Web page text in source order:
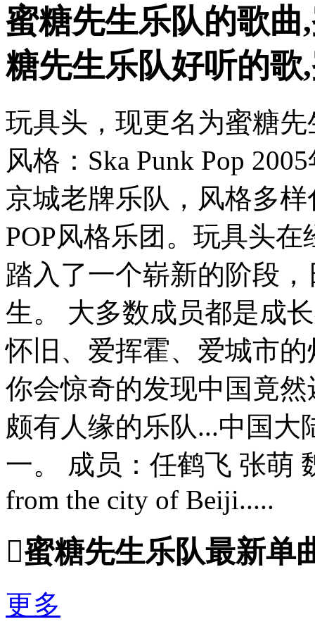
蜜糖先生乐队的歌
糖先生乐队好听的
玩具头，现更名为蜜糖
风格：Ska Punk Pop
京城老牌乐队，风格多
POP风格乐团。玩具头
踏入了一个崭新的阶段
生。 大多数成员都是成
怀旧、爱挥霍、爱城市
你会惊奇的发现中国竟
颇有人缘的乐队...中国
一。 成员：任鹤飞 张萌
from the city of Beiji.....
蜜糖先生乐队最新单
更多